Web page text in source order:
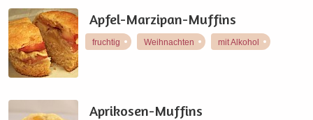
Apfel-Marzipan-Muffins
fruchtig Weihnachten mit Alkohol
Aprikosen-Muffins